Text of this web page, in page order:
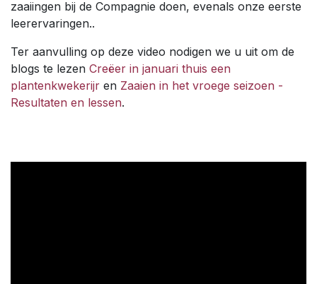
zaaiingen bij de Compagnie doen, evenals onze eerste
leerervaringen..
Ter aanvulling op deze video nodigen we u uit om de
blogs te lezen Creëer in januari thuis een
plantenkwekerijr en Zaaien in het vroege seizoen -
Resultaten en lessen.